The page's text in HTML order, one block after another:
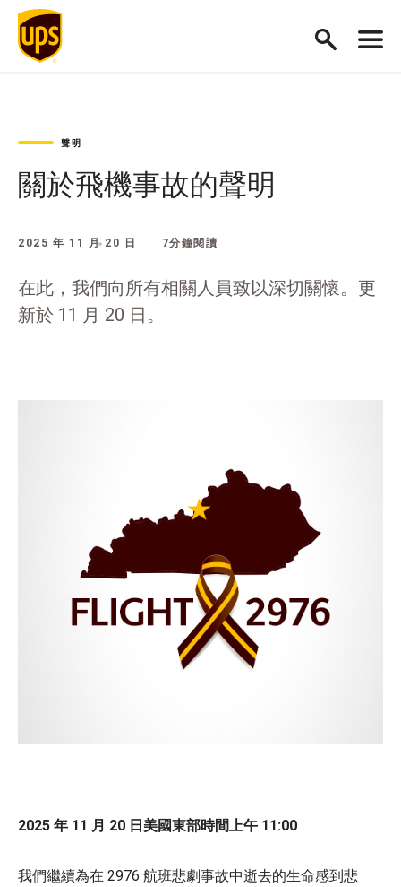
聲明
關於飛機事故的聲明
2025 年 11 月 20 日 7分鐘閱讀
在此，我們向所有相關人員致以深切關懷。更
新於 11 月 20 日。
2025 年 11 月 20 日美國東部時間上午 11:00
我們繼續為在 2976 航班悲劇事故中逝去的生命感到悲